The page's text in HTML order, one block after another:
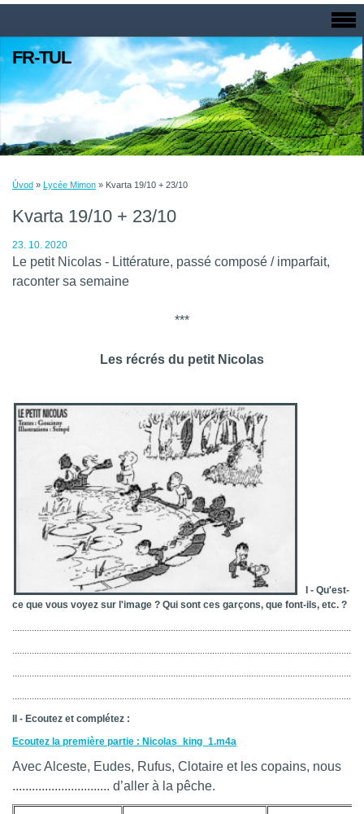
FR-TUL
Úvod » Lycée Mimon » Kvarta 19/10 + 23/10
Kvarta 19/10 + 23/10
23. 10. 2020
Le petit Nicolas - Littérature, passé composé / imparfait,
raconter sa semaine
***
Les récrés du petit Nicolas
I - Qu'est-
ce que vous voyez sur l'image ? Qui sont ces garçons, que font-ils, etc. ?
II - Ecoutez et complétez :
Ecoutez la première partie : Nicolas_king_1.m4a
Avec Alceste, Eudes, Rufus, Clotaire et les copains, nous
.............................. d’aller à la pêche.